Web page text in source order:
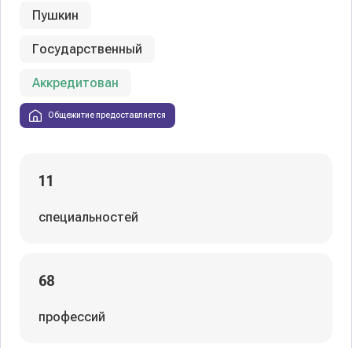
Пушкин
Государственный
Аккредитован
Общежитие предоставляется
11
специальностей
68
профессий